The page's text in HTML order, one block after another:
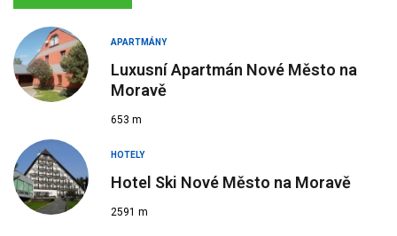
APARTMÁNY
Luxusní Apartmán Nové Město na
Moravě
653 m
HOTELY
Hotel Ski Nové Město na Moravě
2591 m